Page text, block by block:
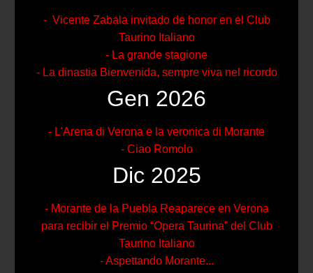
- Vicente Zabala invitado de honor en el Club
Taurino Italiano
- La grande stagione
- La dinastia Bienvenida, sempre viva nel ricordo
Gen 2026
- L'Arena di Verona e la veronica di Morante
- Ciao Romolo
Dic 2025
- Morante de la Puebla Reaparece en Verona
para recibir el Premio “Opera Taurina” del Club
Taurino Italiano
- Aspettando Morante...